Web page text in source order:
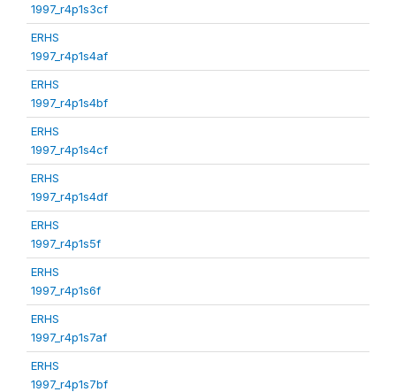
1997_r4p1s3cf
ERHS
1997_r4p1s4af
ERHS
1997_r4p1s4bf
ERHS
1997_r4p1s4cf
ERHS
1997_r4p1s4df
ERHS
1997_r4p1s5f
ERHS
1997_r4p1s6f
ERHS
1997_r4p1s7af
ERHS
1997_r4p1s7bf